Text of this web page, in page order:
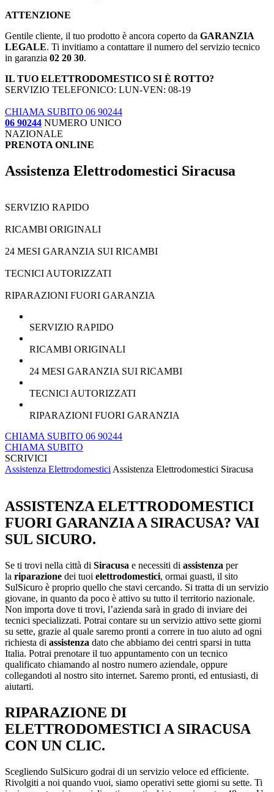
ATTENZIONE
Gentile cliente, il tuo prodotto è ancora coperto da GARANZIA
LEGALE. Ti invitiamo a contattare il numero del servizio tecnico
in garanzia 02 20 30.
IL TUO ELETTRODOMESTICO SI È ROTTO?
SERVIZIO TELEFONICO: LUN-VEN: 08-19
CHIAMA SUBITO 06 90244
06 90244 NUMERO UNICO
NAZIONALE
PRENOTA ONLINE
Assistenza Elettrodomestici Siracusa
SERVIZIO RAPIDO
RICAMBI ORIGINALI
24 MESI GARANZIA SUI RICAMBI
TECNICI AUTORIZZATI
RIPARAZIONI FUORI GARANZIA
SERVIZIO RAPIDO
RICAMBI ORIGINALI
24 MESI GARANZIA SUI RICAMBI
TECNICI AUTORIZZATI
RIPARAZIONI FUORI GARANZIA
CHIAMA SUBITO 06 90244
CHIAMA SUBITO
SCRIVICI
Assistenza ElettrodomesticiAssistenza Elettrodomestici Siracusa
ASSISTENZA ELETTRODOMESTICI
FUORI GARANZIA A SIRACUSA? VAI
SUL SICURO.
Se ti trovi nella città di Siracusa e necessiti di assistenza per
la riparazione dei tuoi elettrodomestici, ormai guasti, il sito
SulSicuro è proprio quello che stavi cercando. Si tratta di un servizio
giovane, in quanto da poco è attivo su tutto il territorio nazionale.
Non importa dove ti trovi, l’azienda sarà in grado di inviare dei
tecnici specializzati. Potrai contare su un servizio attivo sette giorni
su sette, grazie al quale saremo pronti a correre in tuo aiuto ad ogni
richiesta di assistenza dato che abbiamo dei centri sparsi in tutta
Italia. Potrai prenotare il tuo appuntamento con un tecnico
qualificato chiamando al nostro numero aziendale, oppure
collegandoti al nostro sito internet. Saremo pronti, ed entusiasti, di
aiutarti.
RIPARAZIONE DI
ELETTRODOMESTICI A SIRACUSA
CON UN CLIC.
Scegliendo SulSicuro godrai di un servizio veloce ed efficiente.
Rivolgiti a noi quando vuoi, siamo operativi sette giorni su sette. Ti